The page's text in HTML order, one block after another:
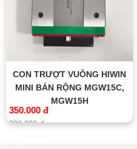
CON TRƯỢT VUÔNG HIWIN
MINI BẢN RỘNG MGW15C,
MGW15H
350.000 đ
390.000 đ